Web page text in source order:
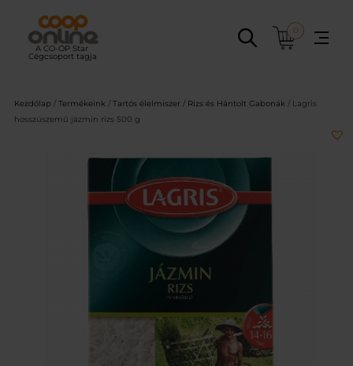
tartalomhoz
0
Kezdőlap / Termékeink / Tartós élelmiszer / Rizs és Hántolt Gabonák / Lagris
hosszúszemű jázmin rizs 500 g